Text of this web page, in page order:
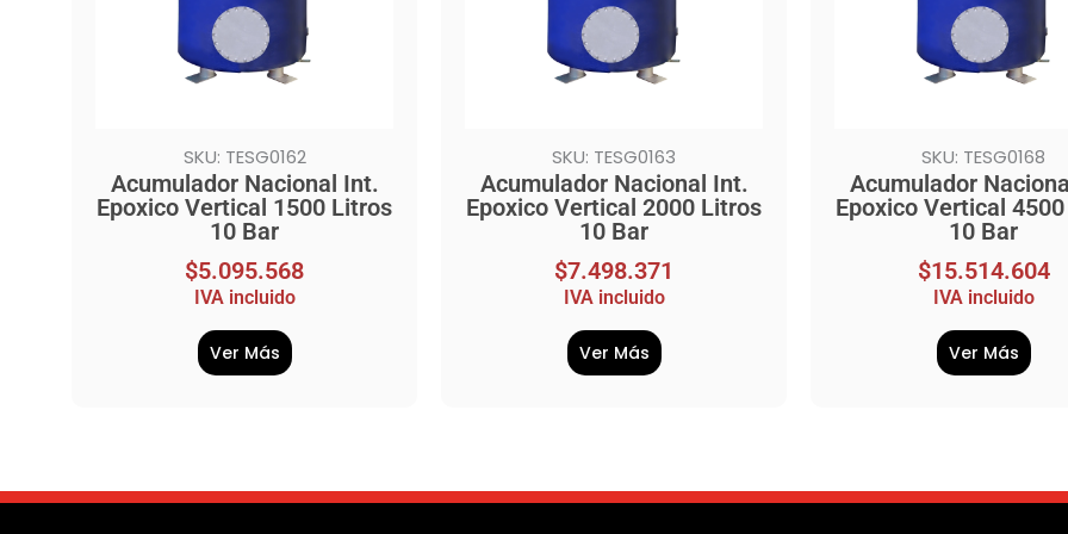
SKU: TESG0162
Acumulador Nacional Int.
Epoxico Vertical 1500 Litros
10 Bar
$5.095.568
IVA incluido
Ver Más
SKU: TESG0163
Acumulador Nacional Int.
Epoxico Vertical 2000 Litros
10 Bar
$7.498.371
IVA incluido
Ver Más
SKU: TESG0168
Acumulador
Epoxico Vertical
10 Bar
$15.514.604
IVA incluido
Ver Más